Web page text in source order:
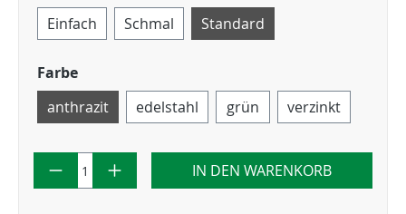
Einfach
Schmal Standard
Farbe
anthrazit
edelstahl grün verzinkt
IN DEN WARENKORB